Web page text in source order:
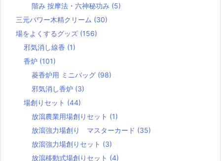
階み 按摩法・六神秘功み (5)
三元パワー木精クリーム (30)
場をよくするグッズ (156)
邪気消し線香 (1)
香炉 (101)
菱香炉用 ミニバッグ (98)
邪気消し香炉 (3)
場創りセット (44)
放瀉農業用場創りセット (1)
放瀉強力場創り マスターカード (35)
放瀉強力場創りセット (3)
放瀉移動式場創りセット (4)